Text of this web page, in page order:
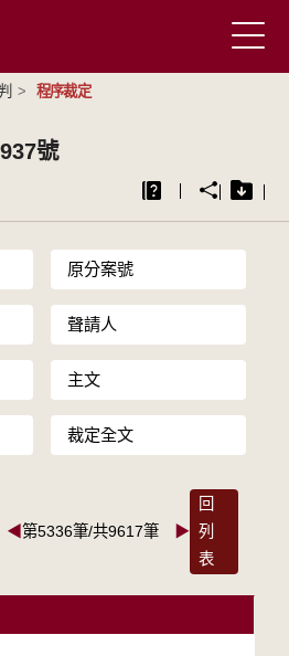
> 程序裁定
號
原分案號
聲請人
主文
裁定全文
◀第5336筆/共9617筆 ▶
回
列
表